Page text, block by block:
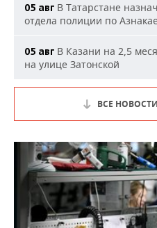
05 авг В Татарстане
отдела полиции по
05 авг В Казани на 2,5
на улице Затонской
ВСЕ